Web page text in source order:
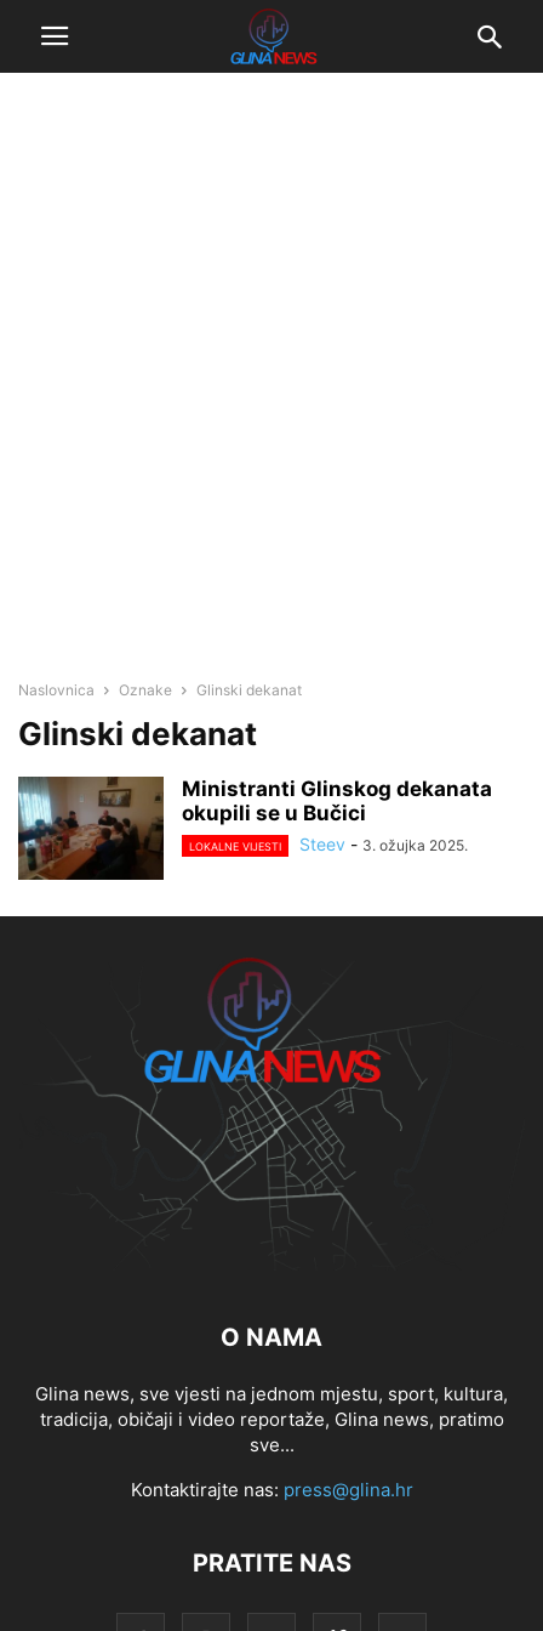
Naslovnica Oznake Glinski dekanat
Glinski dekanat
Ministranti Glinskog dekanata
okupili se u Bučici
LOKALNE VIJESTI Steev - 3. ožujka 2025.
O NAMA
Glina news, sve vjesti na jednom mjestu, sport, kultura,
tradicija, običaji i video reportaže, Glina news, pratimo
sve...
Kontaktirajte nas: press@glina.hr
PRATITE NAS